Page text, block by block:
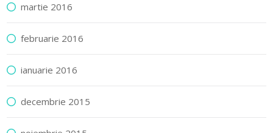
martie 2016
februarie 2016
ianuarie 2016
decembrie 2015